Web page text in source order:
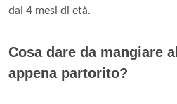
dai 4 mesi di età.
Cosa dare da mangiare
appena partorito?